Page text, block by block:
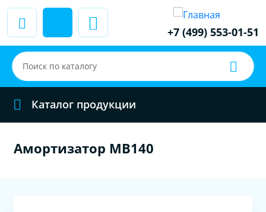
+7 (499) 553-01-51
Каталог продукции
Амортизатор МВ140